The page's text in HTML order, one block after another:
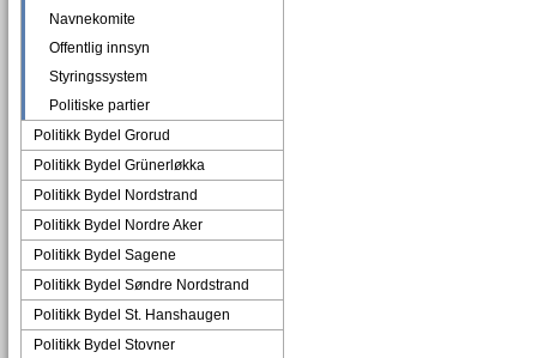
Navnekomite
Offentlig innsyn
Styringssystem
Politiske partier
Politikk Bydel Grorud
Politikk Bydel Grünerløkka
Politikk Bydel Nordstrand
Politikk Bydel Nordre Aker
Politikk Bydel Sagene
Politikk Bydel Søndre Nordstrand
Politikk Bydel St. Hanshaugen
Politikk Bydel Stovner